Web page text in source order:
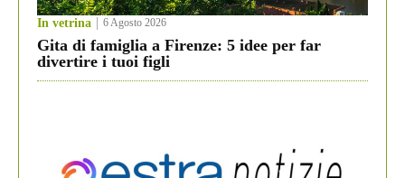
In vetrina 6 Agosto 2026
Gita di famiglia a Firenze: 5 idee per far
divertire i tuoi figli